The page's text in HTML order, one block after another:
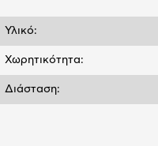
Υλικό:
Χωρητικότητα:
Διάσταση: